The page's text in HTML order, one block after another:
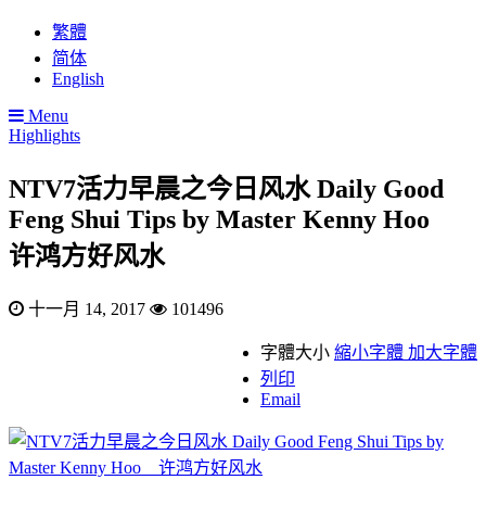
繁體
简体
English
Menu
Highlights
NTV7活力早晨之今日风水 Daily Good
Feng Shui Tips by Master Kenny Hoo
许鸿方好风水
十一月 14, 2017 101496
字體大小 縮小字體 加大字體
列印
Email